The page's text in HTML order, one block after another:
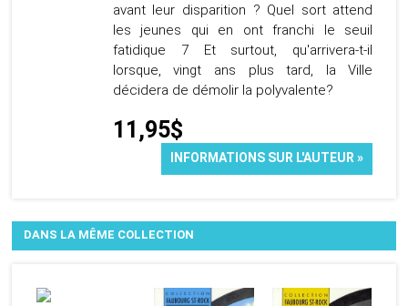
avant leur disparition ? Quel sort attend
les jeunes qui en ont franchi le seuil
fatidique 7 Et surtout, qu'arrivera-t-il
lorsque, vingt ans plus tard, la Ville
décidera de démolir la polyvalente?
11,95$
INFORMATIONS SUR L'AUTEUR »
DANS LA MÊME COLLECTION